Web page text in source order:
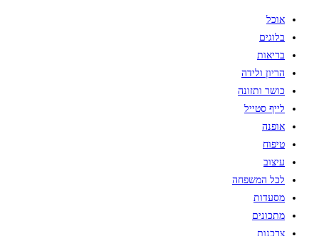
yes
אוכל
בלוגים
בריאות
הריון ולידה
כושר ותזונה
לייף סטייל
אופנה
טיפוח
עיצוב
לכל המשפחה
מסעדות
מתכונים
צרכנות